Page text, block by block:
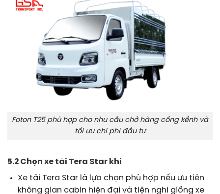
Foton T25 phù hợp cho nhu cầu chở hàng cồng kềnh và
tối ưu chi phí đầu tư
5.2 Chọn xe tải Tera Star khi
Xe tải Tera Star là lựa chọn phù hợp nếu ưu tiên
không gian cabin hiện đại và tiện nghi giống xe